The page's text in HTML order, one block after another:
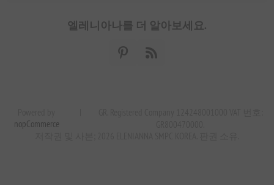
엘레니아나를 더 알아보세요.
nopCommerce